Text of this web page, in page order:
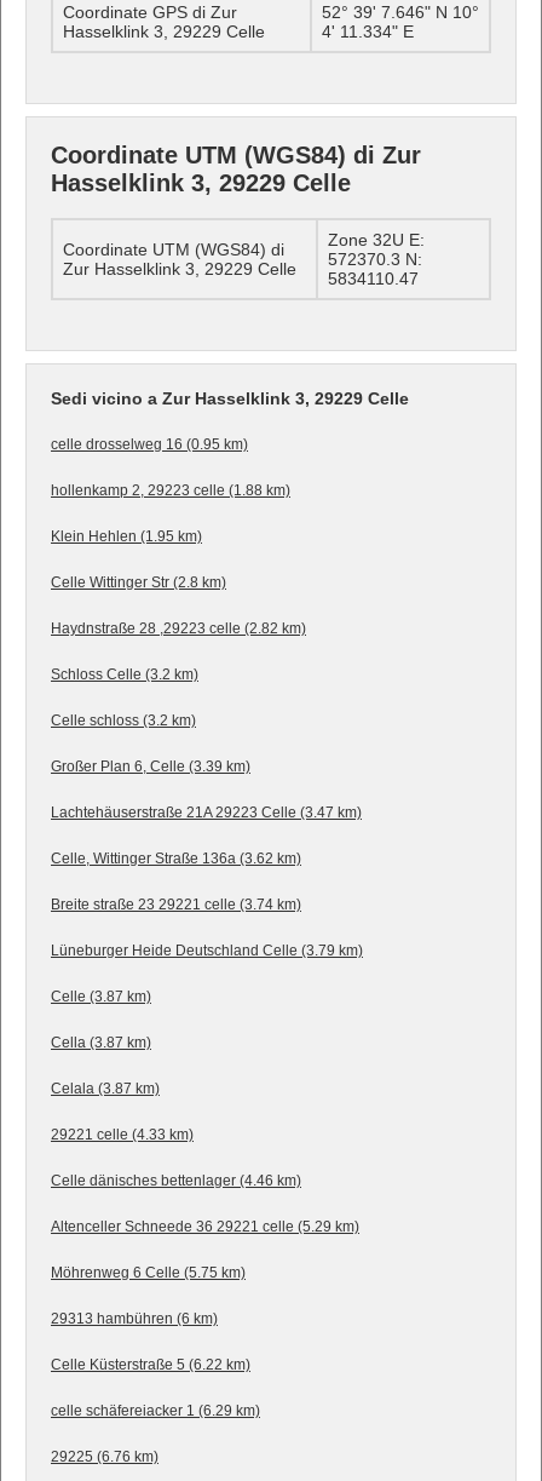
Coordinate GPS di Zur
Hasselklink 3, 29229 Celle
52° 39' 7.646" N 10°
4' 11.334" E
Coordinate UTM (WGS84) di Zur
Hasselklink 3, 29229 Celle
Coordinate UTM (WGS84) di
Zur Hasselklink 3, 29229 Celle
Zone 32U E:
572370.3 N:
5834110.47
Sedi vicino a Zur Hasselklink 3, 29229 Celle
celle drosselweg 16 (0.95 km)
hollenkamp 2, 29223 celle (1.88 km)
Klein Hehlen (1.95 km)
Celle Wittinger Str (2.8 km)
Haydnstraße 28 ,29223 celle (2.82 km)
Schloss Celle (3.2 km)
Celle schloss (3.2 km)
Großer Plan 6, Celle (3.39 km)
Lachtehäuserstraße 21A 29223 Celle (3.47 km)
Celle, Wittinger Straße 136a (3.62 km)
Breite straße 23 29221 celle (3.74 km)
Lüneburger Heide Deutschland Celle (3.79 km)
Celle (3.87 km)
Cella (3.87 km)
Celala (3.87 km)
29221 celle (4.33 km)
Celle dänisches bettenlager (4.46 km)
Altenceller Schneede 36 29221 celle (5.29 km)
Möhrenweg 6 Celle (5.75 km)
29313 hambühren (6 km)
Celle Küsterstraße 5 (6.22 km)
celle schäfereiacker 1 (6.29 km)
29225 (6.76 km)